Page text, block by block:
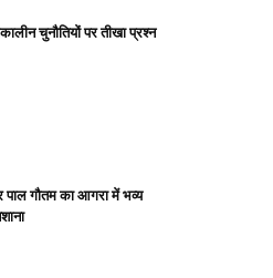
चुनौतियों पर तीखा प्रश्न
पाल गौतम का आगरा में भव्य